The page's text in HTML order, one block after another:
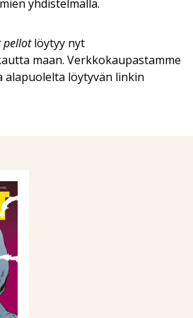
yhdistelmällä.
pellotlöytyy nyt
maan. Verkkokaupastamme
alapuolelta löytyvän linkin